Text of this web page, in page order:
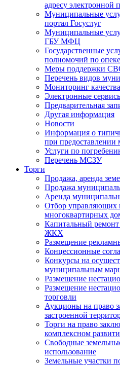
адресу электронной
Муниципальные
портал Госуслуг
Муниципальные
ГБУ МФЦ
Государственные
полномочий по
Меры поддержки
Перечень видов
Мониторинг
Электронные
Предварительная
Другая информация
Новости
Информация о
при
Услуги по
Перечень МСЗУ
Торги
Продажа, аренда
Продажа
Аренда
Отбор управляющих
многоквартирных
Капитальный ремонт
ЖКХ
Размещение
Концессионные
Конкурсы на
муниципальным
Размещение
Размещение
торговли
Аукционы на право
застроенной
Торги на право
комплексном
Свободные
использование
Земельные участки